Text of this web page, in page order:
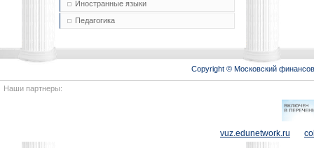
Иностранные языки
Педагогика
Copyright © Московский
Наши партнеры:
vuz.edunetwork.ru